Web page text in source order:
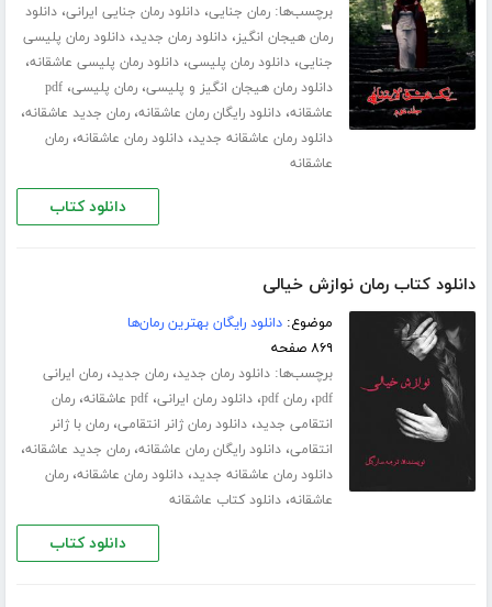
برچسب‌ها:رمان جنایی،دانلود رمان جنایی ایرانی،دانلود
رمان هیجان انگیز،دانلود رمان جدید،دانلود رمان پلیسی
جنایی،دانلود رمان پلیسی،دانلود رمان پلیسی عاشقانه،
دانلود رمان هیجان انگیز و پلیسی،رمان پلیسی،pdf
عاشقانه،دانلود رایگان رمان عاشقانه،رمان جدید عاشقانه،
دانلود رمان عاشقانه جدید،دانلود رمان عاشقانه،رمان
عاشقانه
دانلود کتاب
دانلود کتاب رمان نوازش خیالی
موضوع:دانلود رایگان بهترین رمان‌ها
۸۶۹ صفحه
برچسب‌ها:دانلود رمان جدید،رمان جدید،رمان ایرانی
pdf،رمان pdf ،دانلود رمان ایرانی،pdf عاشقانه ،رمان
انتقامی جدید،دانلود رمان ژانر انتقامی،رمان با ژانر
انتقامی،دانلود رایگان رمان عاشقانه،رمان جدید عاشقانه،
دانلود رمان عاشقانه جدید،دانلود رمان عاشقانه،رمان
عاشقانه،دانلود کتاب عاشقانه
دانلود کتاب